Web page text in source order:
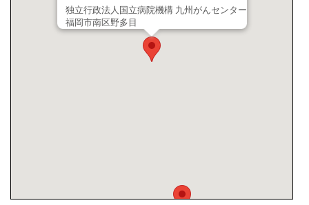
独立行政法人国立病院機構 九州がんセンター
福岡市南区野多目